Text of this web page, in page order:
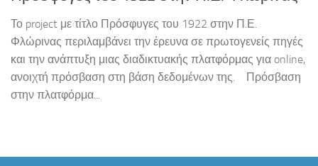
Το project με τίτλο Πρόσφυγες του 1922 στην Π.Ε.
Φλώρινας περιλαμβάνει την έρευνα σε πρωτογενείς πηγές
και την ανάπτυξη μιας διαδικτυακής πλατφόρμας για online,
ανοιχτή πρόσβαση στη βάση δεδομένων της. Πρόσβαση
στην πλατφόρμα...